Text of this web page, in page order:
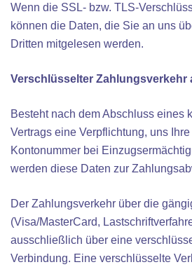
Wenn die SSL- bzw. TLS-
können die Daten, die Sie an uns
Dritten mitgelesen werden.
Verschlüsselter Zahlungsverkehr
Besteht nach dem Abschluss eines
Vertrags eine Verpflichtung, uns
Kontonummer bei
werden diese Daten zur
Der Zahlungsverkehr über die
(Visa/MasterCard,
ausschließlich über eine
Verbindung. Eine verschlüsselte